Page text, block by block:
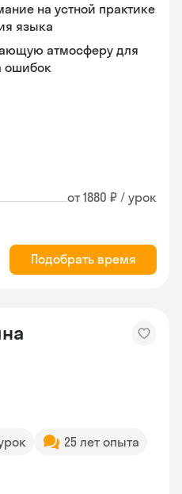
на устной практике
языка
атмосферу для
ошибок
от 1880 ₽ / урок
Подобрать время
25 лет опыта